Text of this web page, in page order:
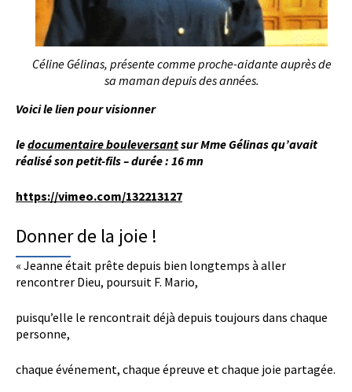
Céline Gélinas, présente comme proche-aidante auprès de
sa maman depuis des années.
Voici le lien pour visionner
ledocumentaire bouleversantsur Mme Gélinas qu’avait
réaliséson petit-fils – durée : 16 mn
https://vimeo.com/132213127
Donner de la joie !
« Jeanne était prête depuis bien longtemps à aller
rencontrer Dieu, poursuit F. Mario,
puisqu’elle le rencontrait déjà depuis toujours dans chaque
personne,
chaque événement, chaque épreuve et chaque joie partagée.